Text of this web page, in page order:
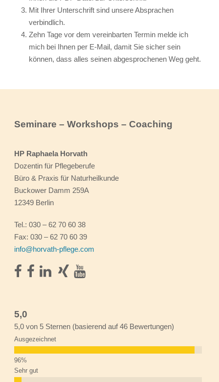
Mit Ihrer Unterschrift sind unsere Absprachen
verbindlich.
Zehn Tage vor dem vereinbarten Termin melde ich
mich bei Ihnen per E-Mail, damit Sie sicher sein
können, dass alles seinen abgesprochenen Weg geht.
Seminare – Workshops – Coaching
HP Raphaela Horvath
Dozentin für Pflegeberufe
Büro & Praxis für Naturheilkunde
Buckower Damm 259A
12349 Berlin
Tel.: 030 – 62 70 60 38
Fax: 030 – 62 70 60 39
info@horvath-pflege.com
5,0
5,0 von 5 Sternen (basierend auf 46 Bewertungen)
Ausgezeichnet
Sehr gut